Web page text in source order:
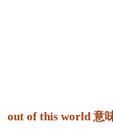
out of this world 意